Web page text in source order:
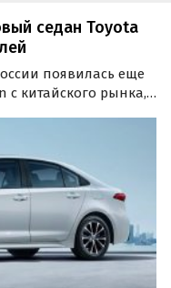
седан Toyota
появилась еще
с китайского рынка,